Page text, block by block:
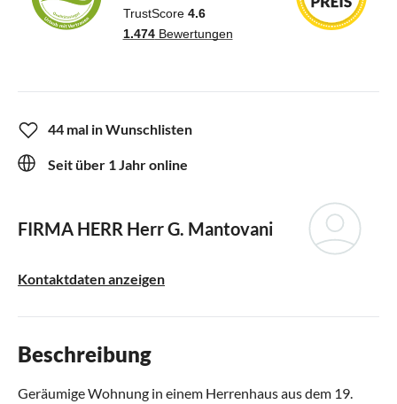
44 mal in Wunschlisten
Seit über 1 Jahr online
FIRMA HERR Herr G. Mantovani
Kontaktdaten anzeigen
Beschreibung
Geräumige Wohnung in einem Herrenhaus aus dem 19.